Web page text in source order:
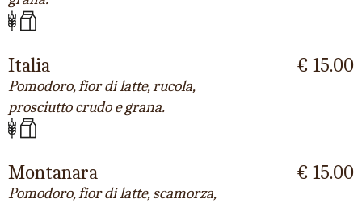
Italia
Pomodoro, fior di latte, rucola,
prosciutto crudo e grana.
€ 15.00
Montanara
Pomodoro, fior di latte, scamorza,
€ 15.00